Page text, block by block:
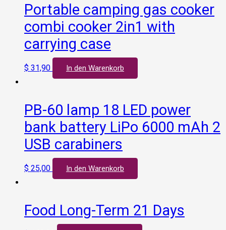
Portable camping gas cooker
combi cooker 2in1 with
carrying case
$ 31,90 In den Warenkorb
PB-60 lamp 18 LED power
bank battery LiPo 6000 mAh 2
USB carabiners
$ 25,00 In den Warenkorb
Food Long-Term 21 Days